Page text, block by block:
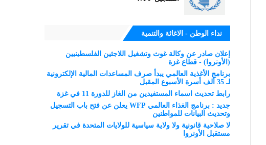
نداء الوطن - الاغاثة والتنمية
إعلان صادر عن وكالة غوث وتشغيل اللاجئين الفلسطينيين
(الأونروا) - قطاع غزة
برنامج الأغذية العالمي يبدأ صرف المساعدات المالية الإلكترونية
لـ 35 ألف أسرة الأسبوع المقبل
رابط تحديث اسماء المستفيدين من الغاز للدورة 11 في غزة
جديد : برنامج الغذاء العالمي WFP يعلن عن فتح باب التسجيل
وتحديث البيانات للمواطنين
لا صلاحية قانونية ولا ولاية سياسية للولايات المتحدة في تقرير
مستقبل الأونروا